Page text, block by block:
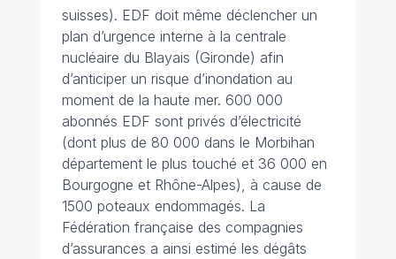
suisses). EDF doit même déclencher un
plan d’urgence interne à la centrale
nucléaire du Blayais (Gironde) afin
d’anticiper un risque d’inondation au
moment de la haute mer. 600 000
abonnés EDF sont privés d’électricité
(dont plus de 80 000 dans le Morbihan
département le plus touché et 36 000 en
Bourgogne et Rhône-Alpes), à cause de
1500 poteaux endommagés. La
Fédération française des compagnies
d’assurances a ainsi estimé les dégâts